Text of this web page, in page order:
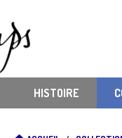
HISTOIRE